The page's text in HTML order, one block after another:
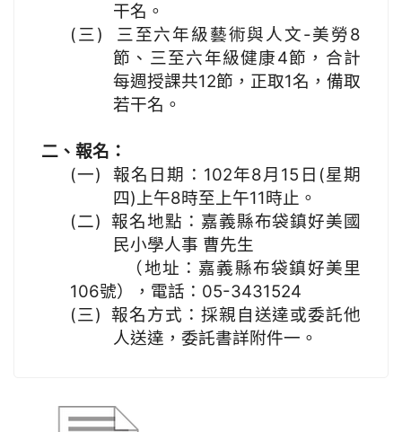
干名。
(三)
三至六年級藝術與人文-美勞8
節、三至六年級健康4節，合計
每週授課共12節，正取1名，備取
若干名。
二、報名：
(一)
報名日期：102年8月15日(星期
四)上午8時至上午11時止。
(二) 報名地點： 嘉義縣布袋鎮好美國
民小學人事 曹先生
（地址： 嘉義縣布袋鎮好美里
106號），電話： 05-3431524
(三) 報名方式：採親自送達或委託他
人送達，委託書詳附件一。